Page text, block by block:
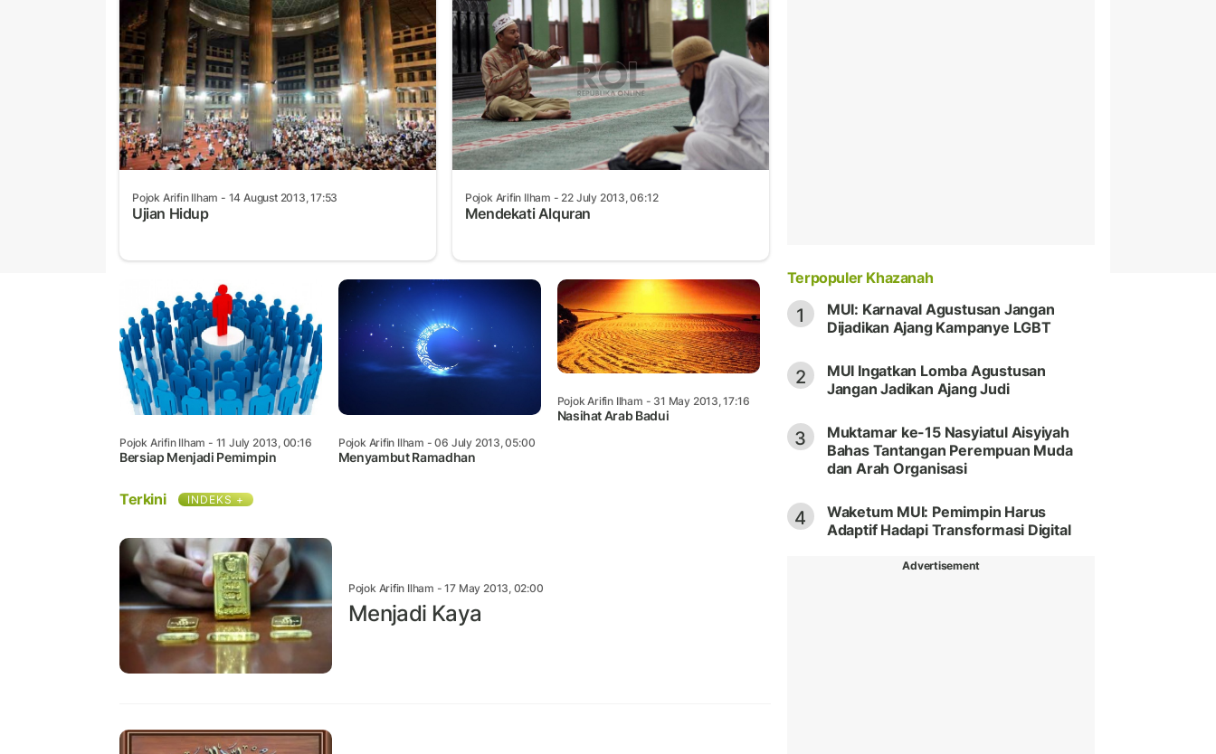
Pojok Arifin Ilham - 14 August 2013, 17:53
Ujian Hidup
Pojok Arifin Ilham - 22 July 2013, 06:12
Mendekati Alquran
Pojok Arifin Ilham - 11 July 2013, 00:16
Bersiap Menjadi Pemimpin
Pojok Arifin Ilham - 06 July 2013, 05:00
Menyambut Ramadhan
Pojok Arifin Ilham - 31 May 2013, 17:16
Nasihat Arab Badui
Terkini INDEKS +
Pojok Arifin Ilham - 17 May 2013, 02:00
Menjadi Kaya
Terpopuler Khazanah
1
MUI: Karnaval Agustusan Jangan
Dijadikan Ajang Kampanye LGBT
2
MUI Ingatkan Lomba Agustusan
Jangan Jadikan Ajang Judi
3
Muktamar ke-15 Nasyiatul Aisyiyah
Bahas Tantangan Perempuan Muda
dan Arah Organisasi
4
Waketum MUI: Pemimpin Harus
Adaptif Hadapi Transformasi Digital
Advertisement